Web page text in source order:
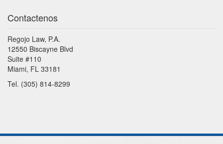
Contactenos
Regojo Law, P.A.
12550 Biscayne Blvd
Suite #110
Miami, FL 33181
Tel. (305) 814-8299